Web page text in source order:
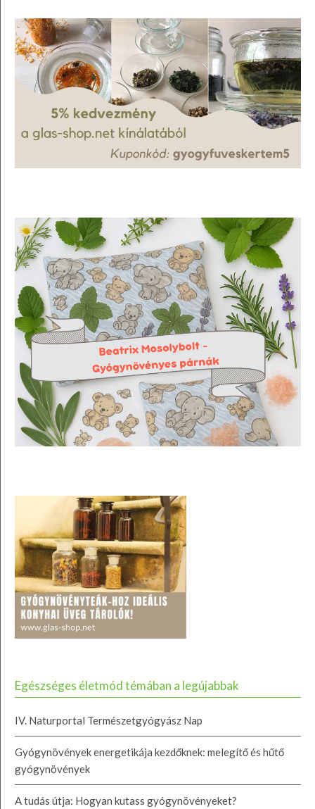
Egészséges életmód témában a legújabbak
IV. Naturportal Természetgyógyász Nap
Gyógynövények energetikája kezdőknek: melegítő és hűtő
gyógynövények
A tudás útja: Hogyan kutass gyógynövényeket?